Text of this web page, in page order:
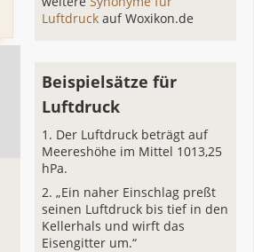
Luftdruckauf Woxikon.de
Beispielsätze für
Luftdruck
Der Luftdruck beträgt auf
Meereshöhe im Mittel 1013,25
hPa.
„Ein naher Einschlag preßt
seinen Luftdruck bis tief in den
Kellerhals und wirft das
Eisengitter um.“